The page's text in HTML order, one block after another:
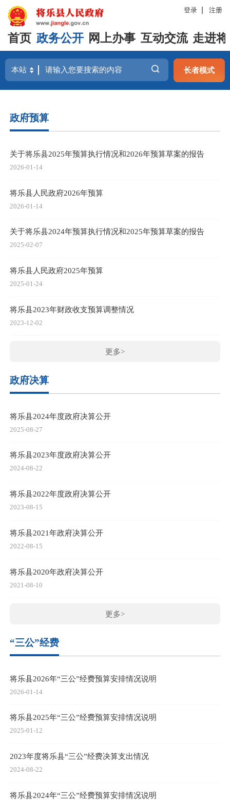
登录 注册
首页 政务公开 网上办事 互动交流 走进
长者模式
政府预算
关于将乐县2025年预算执行情况和2026年预算草案的报告
2026-01-14
将乐县人民政府2026年预算
2026-01-14
关于将乐县2024年预算执行情况和2025年预算草案的报告
2025-02-07
将乐县人民政府2025年预算
2025-01-24
将乐县2023年财政收支预算调整情况
2023-12-02
更多>
政府决算
将乐县2024年度政府决算公开
2025-08-27
将乐县2023年度政府决算公开
2024-08-22
将乐县2022年度政府决算公开
2023-08-15
将乐县2021年政府决算公开
2022-08-15
将乐县2020年政府决算公开
2021-08-10
更多>
“三公”经费
将乐县2026年“三公”经费预算安排情况说明
2026-01-14
将乐县2025年“三公”经费预算安排情况说明
2025-01-12
2023年度将乐县“三公”经费决算支出情况
2024-08-22
将乐县2024年“三公”经费预算安排情况说明